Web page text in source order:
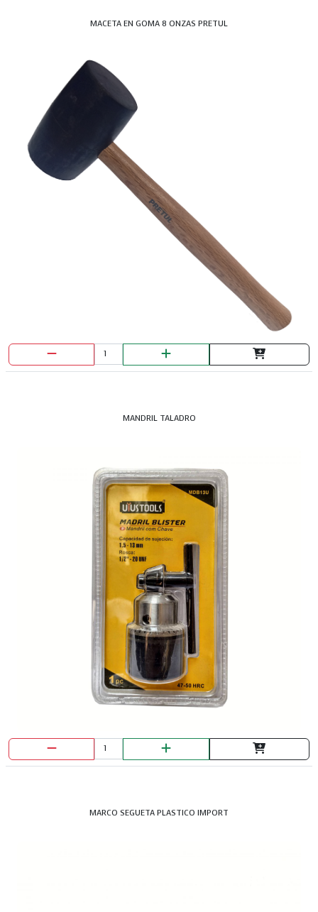
MACETA EN GOMA 8 ONZAS PRETUL
MANDRIL TALADRO
MARCO SEGUETA PLASTICO IMPORT